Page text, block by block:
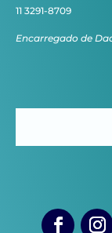
11 3291-8709
Encarregado de